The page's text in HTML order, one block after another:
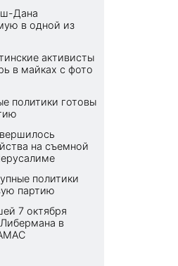
Дана
в одной из
активисты
в майках с фото
политики готовы
на съемной
политики
партию
7 октября
в